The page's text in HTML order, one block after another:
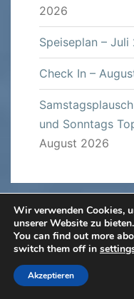
2026
Speiseplan – Juli
Check In –
und Sonntags
August 2026
ARCHIV
Archiv
Wir verwenden Cookies,
unserer Website zu bieten.
You can find out more
switch them off in
Akzeptieren